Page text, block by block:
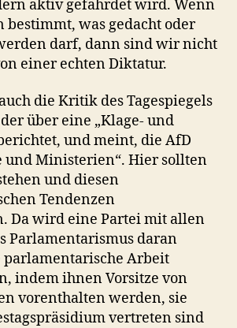
aktiv gefährdet wird. Wenn
was gedacht oder
darf, dann sind wir nicht
einer echten Diktatur.
die Kritik des Tagespiegels
über eine „Klage- und
und meint, die AfD
und Ministerien“. Hier sollten
und diesen
Tendenzen
Da wird eine Partei mit allen
Parlamentarismus daran
Arbeit
indem ihnen Vorsitze von
vorenthalten werden, sie
vertreten sind